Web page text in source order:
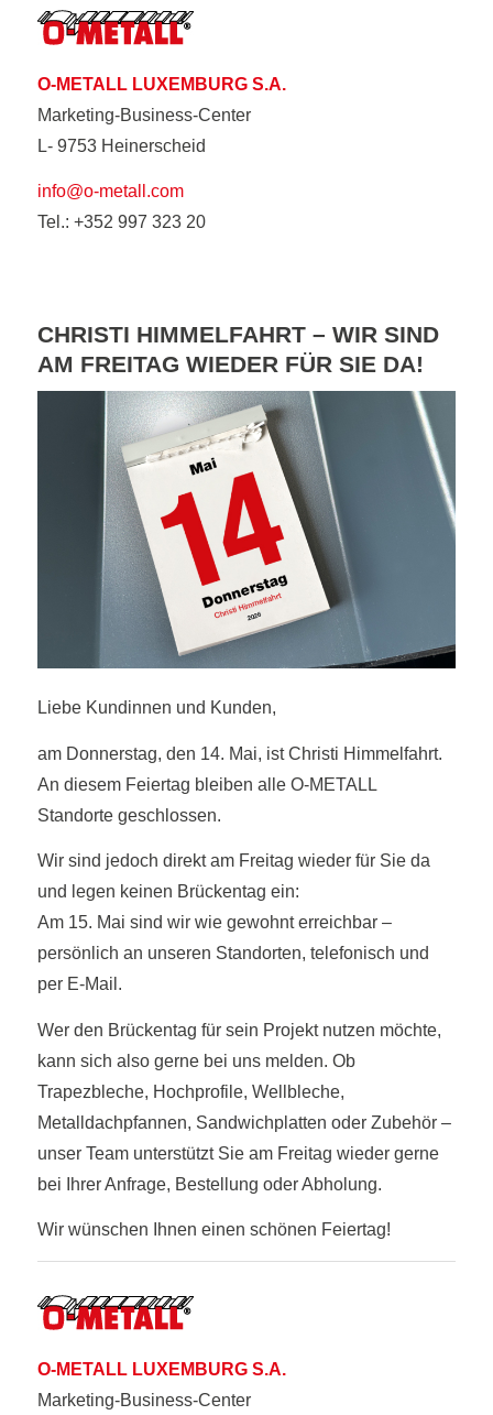
O-METALL LUXEMBURG S.A.
Marketing-Business-Center
L- 9753 Heinerscheid
info@o-metall.com
Tel.: +352 997 323 20
CHRISTI HIMMELFAHRT – WIR SIND
AM FREITAG WIEDER FÜR SIE DA!
Liebe Kundinnen und Kunden,
am Donnerstag, den 14. Mai, ist Christi Himmelfahrt.
An diesem Feiertag bleiben alle O-METALL
Standorte geschlossen.
Wir sind jedoch direkt am Freitag wieder für Sie da
und legen keinen Brückentag ein:
Am 15. Mai sind wir wie gewohnt erreichbar –
persönlich an unseren Standorten, telefonisch und
per E-Mail.
Wer den Brückentag für sein Projekt nutzen möchte,
kann sich also gerne bei uns melden. Ob
Trapezbleche, Hochprofile, Wellbleche,
Metalldachpfannen, Sandwichplatten oder Zubehör –
unser Team unterstützt Sie am Freitag wieder gerne
bei Ihrer Anfrage, Bestellung oder Abholung.
Wir wünschen Ihnen einen schönen Feiertag!
O-METALL LUXEMBURG S.A.
Marketing-Business-Center